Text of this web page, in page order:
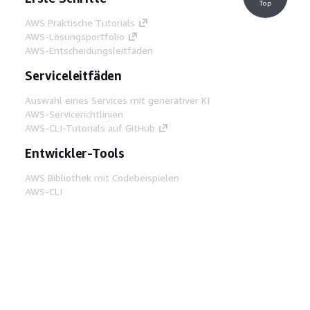
AWS Praktische Tutorials
AWS-Lösungsportfolio
AWS-Entscheidungsleitfäden
Serviceleitfäden
Auswahl eines Services mit generativer KI
AWS-Servicerichtlinien
AWS-CLI-Tutorials auf GitHub
Entwickler-Tools
AWS Bibliothek mit Codebeispielen
AWS-CLI
Top